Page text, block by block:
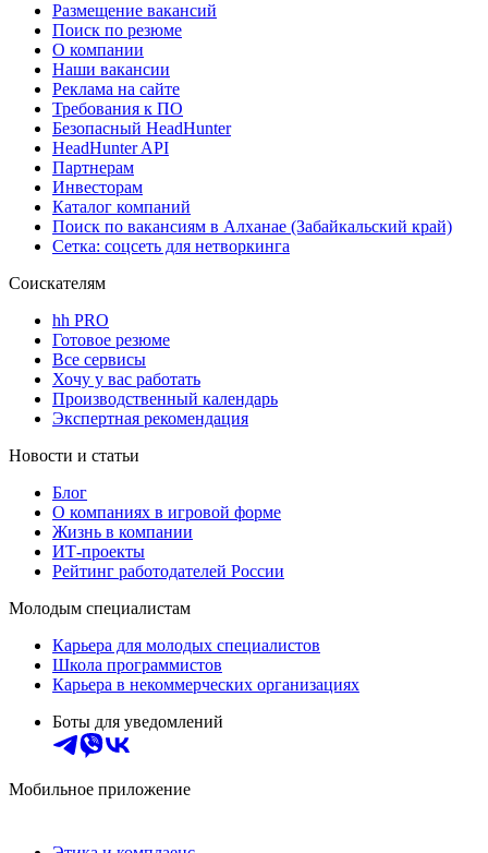
Размещение вакансий
Поиск по резюме
О компании
Наши вакансии
Реклама на сайте
Требования к ПО
Безопасный HeadHunter
HeadHunter API
Партнерам
Инвесторам
Каталог компаний
Поиск по вакансиям в Алханае (Забайкальский край)
Сетка: соцсеть для нетворкинга
Соискателям
hh PRO
Готовое резюме
Все сервисы
Хочу у вас работать
Производственный календарь
Экспертная рекомендация
Новости и статьи
Блог
О компаниях в игровой форме
Жизнь в компании
ИТ-проекты
Рейтинг работодателей России
Молодым специалистам
Карьера для молодых специалистов
Школа программистов
Карьера в некоммерческих организациях
Боты для уведомлений
Мобильное приложение